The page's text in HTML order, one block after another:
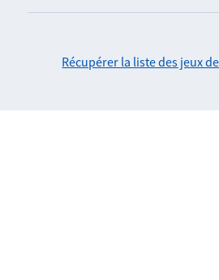
Récupérer la liste des jeux